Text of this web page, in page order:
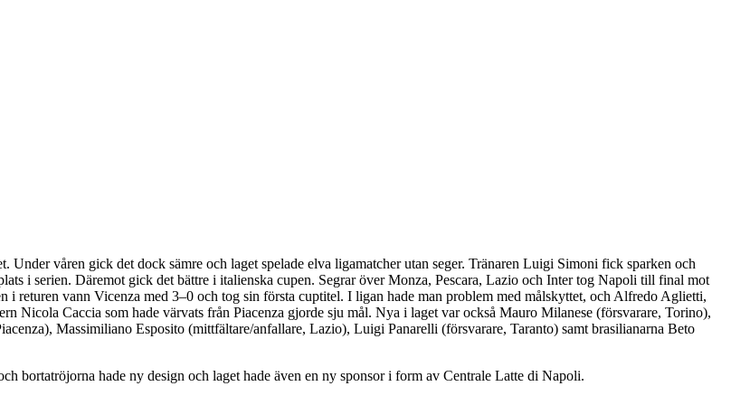
Under våren gick det dock sämre och laget spelade elva ligamatcher utan seger. Tränaren Luigi Simoni fick sparken och
i serien. Däremot gick det bättre i italienska cupen. Segrar över Monza, Pescara, Lazio och Inter tog Napoli till final mot
i returen vann Vicenza med 3–0 och tog sin första cuptitel. I ligan hade man problem med målskyttet, och Alfredo Aglietti,
Nicola Caccia som hade värvats från Piacenza gjorde sju mål. Nya i laget var också Mauro Milanese (försvarare, Torino),
Massimiliano Esposito (mittfältare/anfallare, Lazio), Luigi Panarelli (försvarare, Taranto) samt brasilianarna Beto
bortatröjorna hade ny design och laget hade även en ny sponsor i form av Centrale Latte di Napoli.